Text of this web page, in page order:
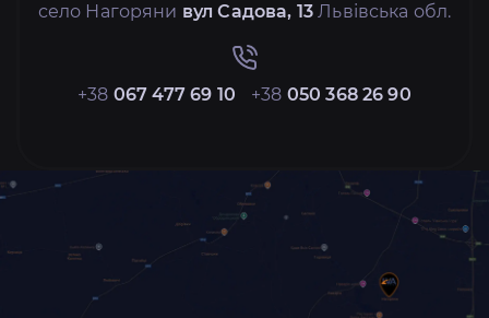
село Нагоряни вул Садова, 13 Львівська обл.
+38 067 477 69 10 +38 050 368 26 90